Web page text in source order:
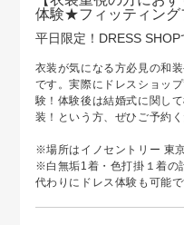
体験★フィッティング
平日限定！DRESS
衣装が気になる方必見の和
です。実際にドレスショッ
験！体験後は結婚式に関し
装！という方、ぜひご予約く
※場所はイノセントリー 東
※白無垢1着・色打掛１着の
代わりにドレス体験も可能で